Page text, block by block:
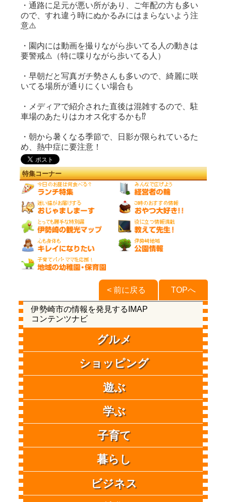
・通路に足元が悪い所があり、ご年配の方も多い
ので、すれ違う時にぬかるみにはまらないよう注
意⚠️
・園内には動画を撮りながら歩いてる人の動きは
要警戒⚠️（特に喋りながら歩いてる人）
・早朝だと写真ガチ勢さんも多いので、綺麗に咲
いてる場所が通りにくい場合も
・メディアで紹介された直後は混雑するので、駐
車場のあたりはカオス化するかも⁉
・朝から暑くなる季節で、日影が限られているた
め、熱中症に要注意！
特集コーナー
TOPへ
< 前に戻る
伊勢崎市の情報を発見するIMAP
コンテンツナビ
グルメ
ショッピング
遊ぶ
学ぶ
子育て
暮らし
ビジネス